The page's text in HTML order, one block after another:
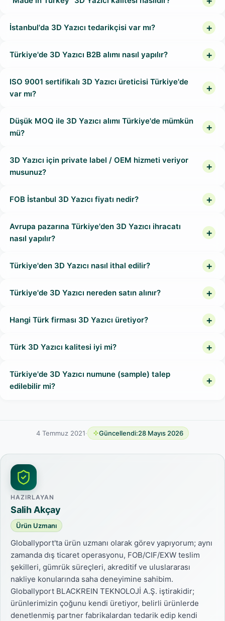
İstanbul'da 3D Yazıcı tedarikçisi var mı?
Türkiye'de 3D Yazıcı B2B alımı nasıl yapılır?
ISO 9001 sertifikalı 3D Yazıcı üreticisi Türkiye'de
var mı?
Düşük MOQ ile 3D Yazıcı alımı Türkiye'de mümkün
mü?
3D Yazıcı için private label / OEM hizmeti veriyor
musunuz?
FOB İstanbul 3D Yazıcı fiyatı nedir?
Avrupa pazarına Türkiye'den 3D Yazıcı ihracatı
nasıl yapılır?
Türkiye'den 3D Yazıcı nasıl ithal edilir?
Türkiye'de 3D Yazıcı nereden satın alınır?
Hangi Türk firması 3D Yazıcı üretiyor?
Türk 3D Yazıcı kalitesi iyi mi?
Türkiye'de 3D Yazıcı numune (sample) talep
edilebilir mi?
4 Temmuz 2021· Güncellendi:28 Mayıs 2026
HAZIRLAYAN
Salih Akçay
Ürün Uzmanı
Globallyport'ta ürün uzmanı olarak görev yapıyorum; aynı
zamanda dış ticaret operasyonu, FOB/CIF/EXW teslim
şekilleri, gümrük süreçleri, akreditif ve uluslararası
nakliye konularında saha deneyimine sahibim.
Globallyport BLACKREIN TEKNOLOJİ A.Ş. iştirakidir;
ürünlerimizin çoğunu kendi üretiyor, belirli ürünlerde
denetlenmiş partner fabrikalardan tedarik edip kendi